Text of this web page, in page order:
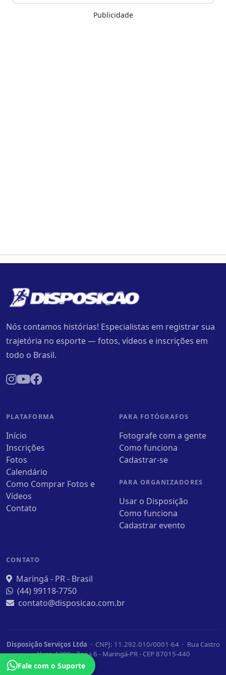
Publicidade
Nós contamos histórias! Especialistas em registrar sua
trajetória no esporte — fotos, vídeos e inscrições em
todo o Brasil.
PLATAFORMA
Início
Inscrições
Fotos
Calendário
Como Comprar Fotos e
Vídeos
Contato
PARA FOTÓGRAFOS
Fotografe com a gente
Como funciona
Cadastrar-se
PARA ORGANIZADORES
Usar o Disposição
Como funciona
Cadastrar evento
CONTATO
Maringá - PR - Brasil
(44) 99118-7750
contato@disposicao.com.br
Disposição Serviços Ltda · CNPJ: 11.292.010/0001-64 · Rua Castro
Alves, 1390 - Zona 6 - Maringá-PR - CEP 87015-440
Fale com o Suporte